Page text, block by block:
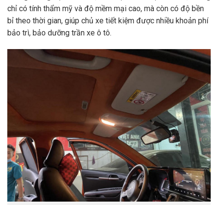
chỉ có tính thẩm mỹ và độ mềm mại cao, mà còn có độ bền
bỉ theo thời gian, giúp chủ xe tiết kiệm được nhiều khoản phí
bảo trì, bảo dưỡng trần xe ô tô.